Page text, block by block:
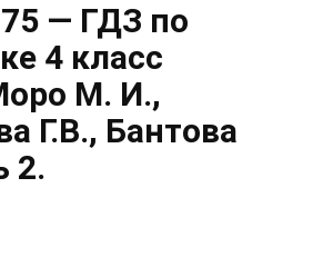
— ГДЗ по
4 класс
М. И.,
Г.В., Бантова
2.